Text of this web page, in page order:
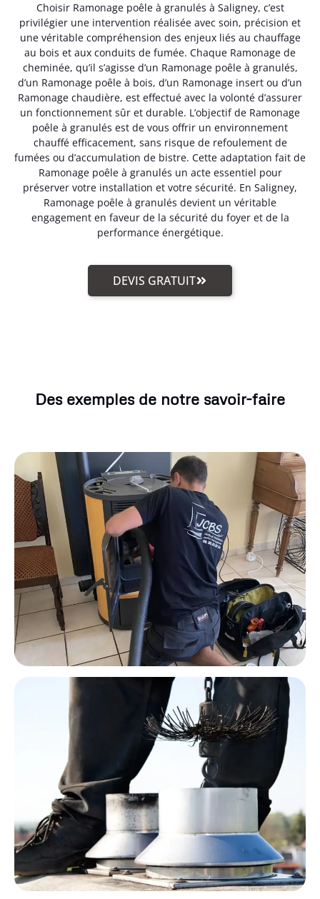
Choisir Ramonage poêle à granulés à Saligney, c’est
privilégier une intervention réalisée avec soin, précision et
une véritable compréhension des enjeux liés au chauffage
au bois et aux conduits de fumée. Chaque Ramonage de
cheminée, qu’il s’agisse d’un Ramonage poêle à granulés,
d’un Ramonage poêle à bois, d’un Ramonage insert ou d’un
Ramonage chaudière, est effectué avec la volonté d’assurer
un fonctionnement sûr et durable. L’objectif de Ramonage
poêle à granulés est de vous offrir un environnement
chauffé efficacement, sans risque de refoulement de
fumées ou d’accumulation de bistre. Cette adaptation fait de
Ramonage poêle à granulés un acte essentiel pour
préserver votre installation et votre sécurité. En Saligney,
Ramonage poêle à granulés devient un véritable
engagement en faveur de la sécurité du foyer et de la
performance énergétique.
DEVIS GRATUIT
Des exemples de notre savoir-faire